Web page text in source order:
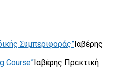
Συμπεριφοράς”Ιαβέρης
Course”Ιαβέρης Πρακτική